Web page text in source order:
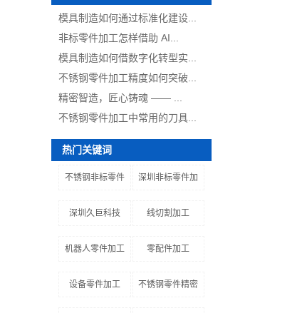
模具制造如何通过标准化建设...
非标零件加工怎样借助 AI...
模具制造如何借数字化转型实...
不锈钢零件加工精度如何突破...
精密智造，匠心铸魂 —— ...
不锈钢零件加工中常用的刀具...
热门关键词
不锈钢非标零件 深圳非标零件加
深圳久巨科技 线切割加工
机器人零件加工 零配件加工
设备零件加工 不锈钢零件精密